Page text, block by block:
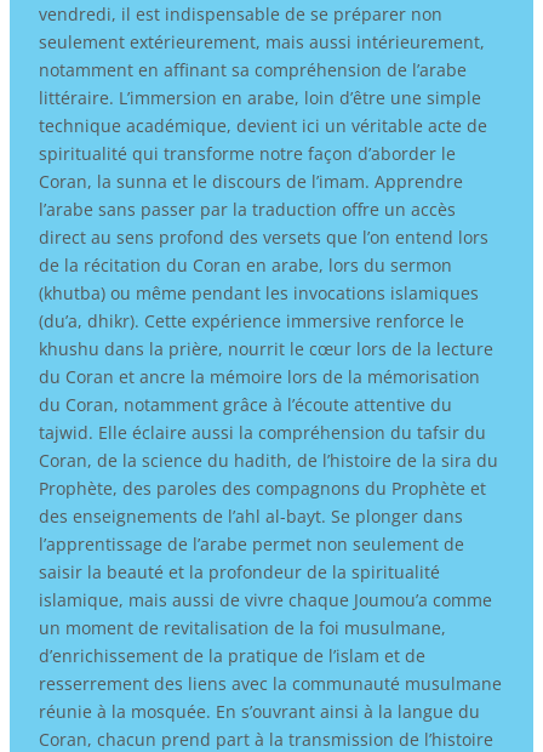
vendredi, il est indispensable de se préparer non
seulement extérieurement, mais aussi intérieurement,
notamment en affinant sa compréhension de l’arabe
littéraire. L’immersion en arabe, loin d’être une simple
technique académique, devient ici un véritable acte de
spiritualité qui transforme notre façon d’aborder le
Coran, la sunna et le discours de l’imam. Apprendre
l’arabe sans passer par la traduction offre un accès
direct au sens profond des versets que l’on entend lors
de la récitation du Coran en arabe, lors du sermon
(khutba) ou même pendant les invocations islamiques
(du’a, dhikr). Cette expérience immersive renforce le
khushu dans la prière, nourrit le cœur lors de la lecture
du Coran et ancre la mémoire lors de la mémorisation
du Coran, notamment grâce à l’écoute attentive du
tajwid. Elle éclaire aussi la compréhension du tafsir du
Coran, de la science du hadith, de l’histoire de la sira du
Prophète, des paroles des compagnons du Prophète et
des enseignements de l’ahl al-bayt. Se plonger dans
l’apprentissage de l’arabe permet non seulement de
saisir la beauté et la profondeur de la spiritualité
islamique, mais aussi de vivre chaque Joumou’a comme
un moment de revitalisation de la foi musulmane,
d’enrichissement de la pratique de l’islam et de
resserrement des liens avec la communauté musulmane
réunie à la mosquée. En s’ouvrant ainsi à la langue du
Coran, chacun prend part à la transmission de l’histoire